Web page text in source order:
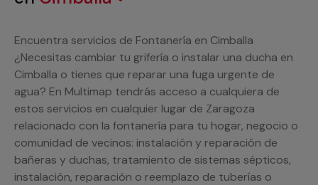
Encuentra servicios de Fontanería en Cimballa
¿Necesitas cambiar tu grifería o instalar una ducha en
Cimballa o tienes que reparar una fuga urgente de
agua? En Multimap tendrás acceso a cualquiera de
estos servicios en cualquier lugar de Zaragoza
relacionado con la fontanería para tu hogar, negocio o
comunidad de vecinos: instalación y reparación de
bañeras y duchas, tratamiento de sistemas sépticos,
instalación, reparación o reemplazo de tuberías o